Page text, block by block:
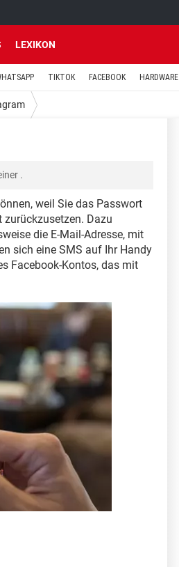
LEXIKON
TIKTOK FACEBOOK HARDWARE
.
weil Sie das Passwort
zurückzusetzen. Dazu
die E-Mail-Adresse, mit
sich eine SMS auf Ihr Handy
Facebook-Kontos, das mit